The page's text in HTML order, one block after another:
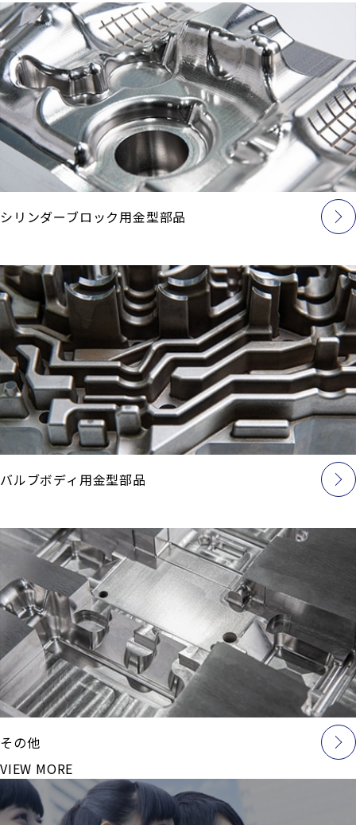
シリンダーブロック用金型部品
バルブボディ用金型部品
その他
VIEW MORE